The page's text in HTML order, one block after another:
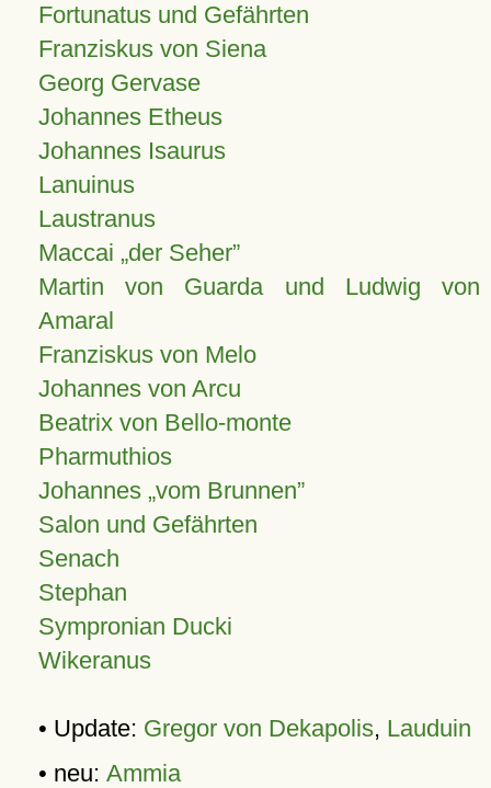
Fortunatus und Gefährten
Franziskus von Siena
Georg Gervase
Johannes Etheus
Johannes Isaurus
Lanuinus
Laustranus
Maccai „der Seher”
Martin von Guarda und Ludwig von
Amaral
Franziskus von Melo
Johannes von Arcu
Beatrix von Bello-monte
Pharmuthios
Johannes vom Brunnen
Salon und Gefährten
Senach
Stephan
Sympronian Ducki
Wikeranus
• Update: Gregor von Dekapolis, Lauduin
• neu: Ammia